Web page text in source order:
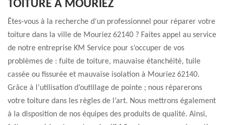
TOITURE À MOURIEZ
Êtes-vous à la recherche d’un professionnel pour réparer votre
toiture dans la ville de Mouriez 62140 ? Faites appel au service
de notre entreprise KM Service pour s’occuper de vos
problèmes de : fuite de toiture, mauvaise étanchéité, tuile
cassée ou fissurée et mauvaise isolation à Mouriez 62140.
Grâce à l’utilisation d’outillage de pointe ; nous réparerons
votre toiture dans les règles de l’art. Nous mettrons également
à la disposition de nos équipes des produits de qualité. Ainsi,